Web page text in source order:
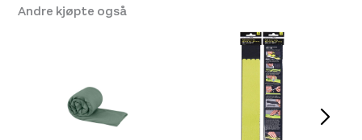
Andre kjøpte også